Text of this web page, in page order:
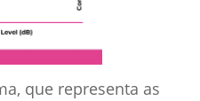
que representa as